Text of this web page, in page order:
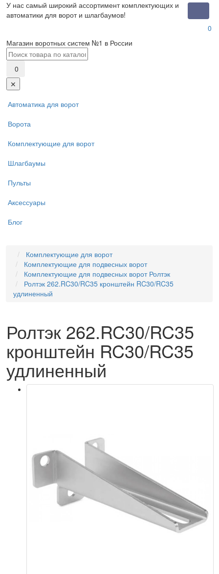
У нас самый широкий ассортимент комплектующих и
автоматики для ворот и шлагбаумов!
0
Магазин воротных систем №1 в России
0
✕
Автоматика для ворот
Ворота
Комплектующие для ворот
Шлагбаумы
Пульты
Аксессуары
Блог
Комплектующие для ворот
Комплектующие для подвесных ворот
Комплектующие для подвесных ворот Ролтэк
Ролтэк 262.RC30/RC35 кронштейн RC30/RC35
удлиненный
Ролтэк 262.RC30/RC35
кронштейн RC30/RC35
удлиненный